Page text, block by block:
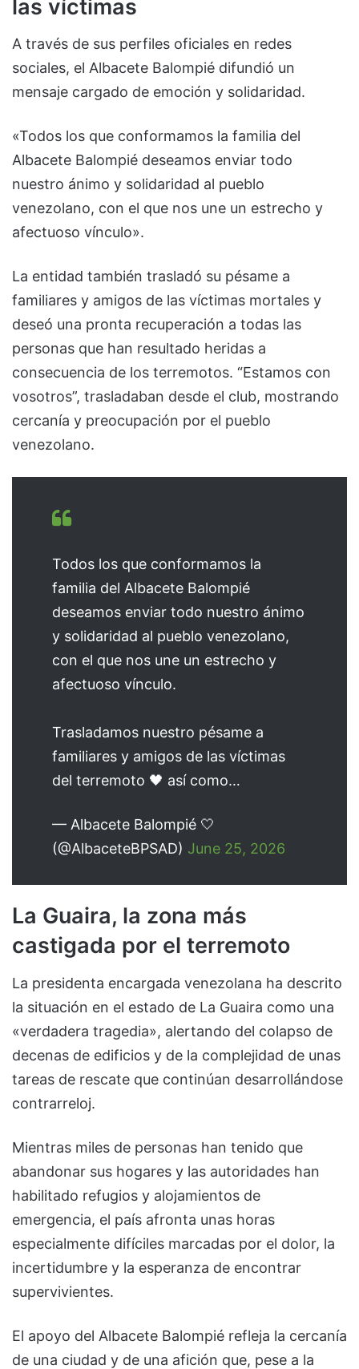
las víctimas
A través de sus perfiles oficiales en redes
sociales, el Albacete Balompié difundió un
mensaje cargado de emoción y solidaridad.
«Todos los que conformamos la familia del
Albacete Balompié deseamos enviar todo
nuestro ánimo y solidaridad al pueblo
venezolano, con el que nos une un estrecho y
afectuoso vínculo».
La entidad también trasladó su pésame a
familiares y amigos de las víctimas mortales y
deseó una pronta recuperación a todas las
personas que han resultado heridas a
consecuencia de los terremotos. “Estamos con
vosotros”, trasladaban desde el club, mostrando
cercanía y preocupación por el pueblo
venezolano.
Todos los que conformamos la
familia del Albacete Balompié
deseamos enviar todo nuestro ánimo
y solidaridad al pueblo venezolano,
con el que nos une un estrecho y
afectuoso vínculo.
Trasladamos nuestro pésame a
familiares y amigos de las víctimas
del terremoto 🖤 así como…
— Albacete Balompié 🤍
(@AlbaceteBPSAD) June 25, 2026
La Guaira, la zona más
castigada por el terremoto
La presidenta encargada venezolana ha descrito
la situación en el estado de La Guaira como una
«verdadera tragedia», alertando del colapso de
decenas de edificios y de la complejidad de unas
tareas de rescate que continúan desarrollándose
contrarreloj.
Mientras miles de personas han tenido que
abandonar sus hogares y las autoridades han
habilitado refugios y alojamientos de
emergencia, el país afronta unas horas
especialmente difíciles marcadas por el dolor, la
incertidumbre y la esperanza de encontrar
supervivientes.
El apoyo del Albacete Balompié refleja la cercanía
de una ciudad y de una afición que, pese a la